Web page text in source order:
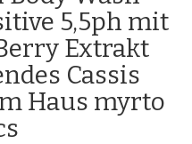
5,5ph mit
Extrakt
Cassis
Haus myrto